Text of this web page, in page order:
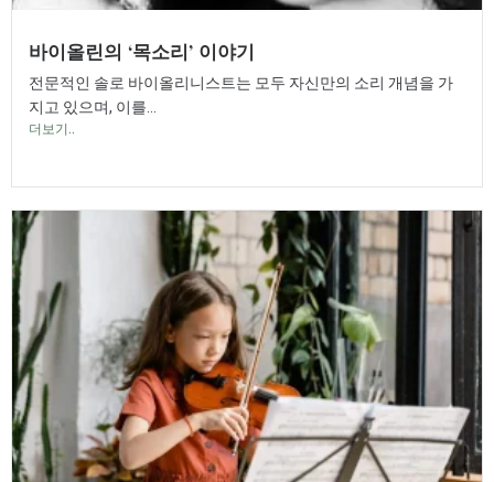
바이올린의 ‘목소리’ 이야기
전문적인 솔로 바이올리니스트는 모두 자신만의 소리 개념을 가
지고 있으며, 이를...
더보기..